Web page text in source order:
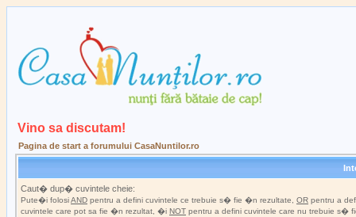
Vino sa discutam!
Pagina de start a forumului CasaNuntilor.ro
Caut� dup� cuvintele cheie:
Pute�i folosiAND pentru a defini cuvintele ce trebuie s� fie �n rezultate, OR pentru a
cuvintele care pot sa fie �n rezultat, �i NOT pentru a defini cuvintele care nu trebuie s�